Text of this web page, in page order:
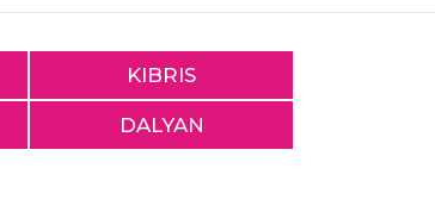
KIBRIS
DALYAN